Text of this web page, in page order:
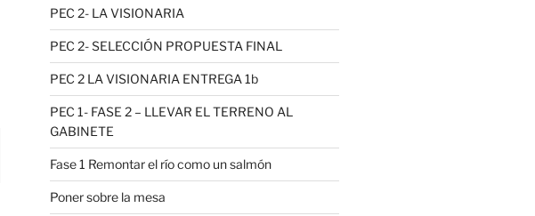
PEC 2- LA VISIONARIA
PEC 2- SELECCIÓN PROPUESTA FINAL
PEC 2 LA VISIONARIA ENTREGA 1b
PEC 1- FASE 2 – LLEVAR EL TERRENO AL
GABINETE
Fase 1 Remontar el río como un salmón
Poner sobre la mesa